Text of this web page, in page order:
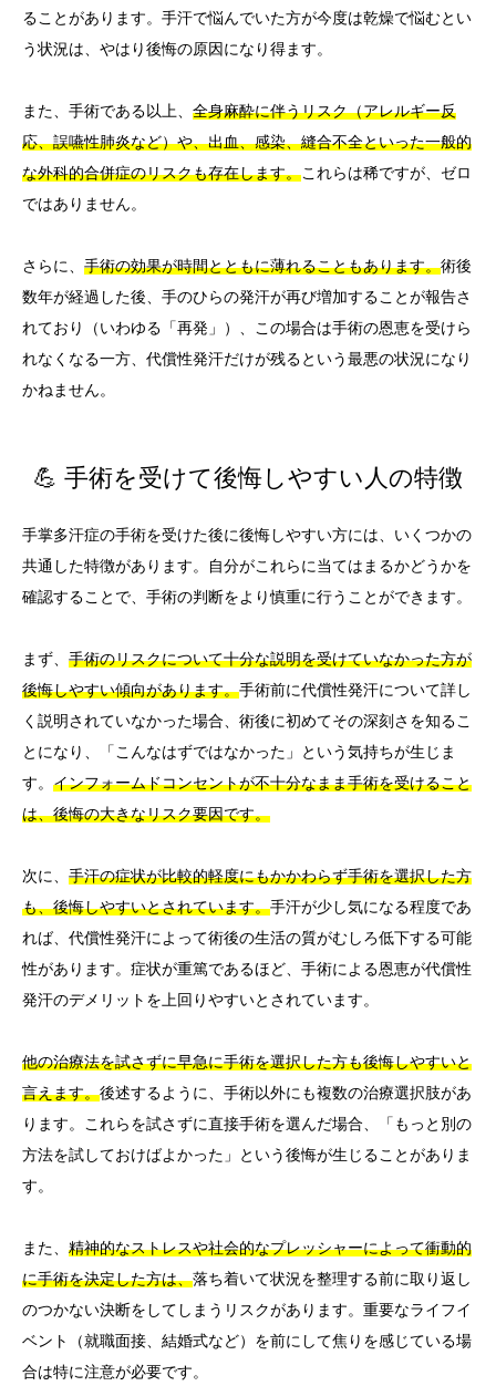
ることがあります。手汗で悩んでいた方が今度は乾燥で悩むとい
う状況は、やはり後悔の原因になり得ます。
また、手術である以上、 全身麻酔に伴うリスク（アレルギー反
応、誤嚥性肺炎など）や、出血、感染、縫合不全といった一般的
な外科的合併症のリスクも存在します。これらは稀ですが、ゼロ
ではありません。
さらに、 手術の効果が時間とともに薄れることもあります。術後
数年が経過した後、手のひらの発汗が再び増加することが報告さ
れており（いわゆる「再発」）、この場合は手術の恩恵を受けら
れなくなる一方、代償性発汗だけが残るという最悪の状況になり
かねません。
💪 手術を受けて後悔しやすい人の特徴
手掌多汗症の手術を受けた後に後悔しやすい方には、いくつかの
共通した特徴があります。自分がこれらに当てはまるかどうかを
確認することで、手術の判断をより慎重に行うことができます。
まず、 手術のリスクについて十分な説明を受けていなかった方が
後悔しやすい傾向があります。手術前に代償性発汗について詳し
く説明されていなかった場合、術後に初めてその深刻さを知るこ
とになり、「こんなはずではなかった」という気持ちが生じま
す。 インフォームドコンセントが不十分なまま手術を受けること
は、後悔の大きなリスク要因です。
次に、 手汗の症状が比較的軽度にもかかわらず手術を選択した方
も、後悔しやすいとされています。手汗が少し気になる程度であ
れば、代償性発汗によって術後の生活の質がむしろ低下する可能
性があります。症状が重篤であるほど、手術による恩恵が代償性
発汗のデメリットを上回りやすいとされています。
他の治療法を試さずに早急に手術を選択した方も後悔しやすいと
言えます。後述するように、手術以外にも複数の治療選択肢があ
ります。これらを試さずに直接手術を選んだ場合、「もっと別の
方法を試しておけばよかった」という後悔が生じることがありま
す。
また、 精神的なストレスや社会的なプレッシャーによって衝動的
に手術を決定した方は、落ち着いて状況を整理する前に取り返し
のつかない決断をしてしまうリスクがあります。重要なライフイ
ベント（就職面接、結婚式など）を前にして焦りを感じている場
合は特に注意が必要です。